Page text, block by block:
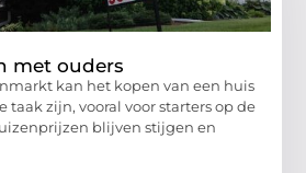
met ouders
kan het kopen van een huis
zijn, vooral voor starters op de
blijven stijgen en